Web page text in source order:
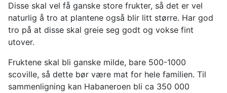
Disse skal vel få ganske store frukter, så det er vel
naturlig å tro at plantene også blir litt større. Har god
tro på at disse skal greie seg godt og vokse fint
utover.
Fruktene skal bli ganske milde, bare 500-1000
scoville, så dette bør være mat for hele familien. Til
sammenligning kan Habaneroen bli ca 350 000